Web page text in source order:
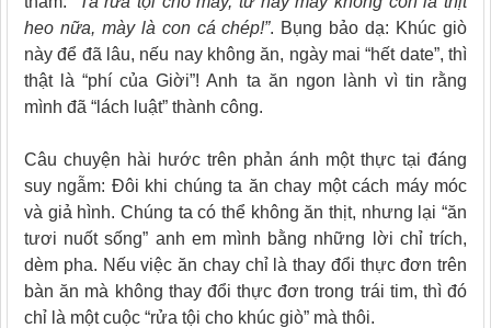
heo nữa, mày là con cá chép!”. Bụng bảo dạ: Khúc giò
này để đã lâu, nếu nay không ăn, ngày mai “hết date”, thì
thật là “phí của Giời”! Anh ta ăn ngon lành vì tin rằng
mình đã “lách luật” thành công.
Câu chuyện hài hước trên phản ánh một thực tại đáng
suy ngẫm: Đôi khi chúng ta ăn chay một cách máy móc
và giả hình. Chúng ta có thể không ăn thịt, nhưng lại “ăn
tươi nuốt sống” anh em mình bằng những lời chỉ trích,
dèm pha. Nếu việc ăn chay chỉ là thay đổi thực đơn trên
bàn ăn mà không thay đổi thực đơn trong trái tim, thì đó
chỉ là một cuộc “rửa tội cho khúc giò” mà thôi.